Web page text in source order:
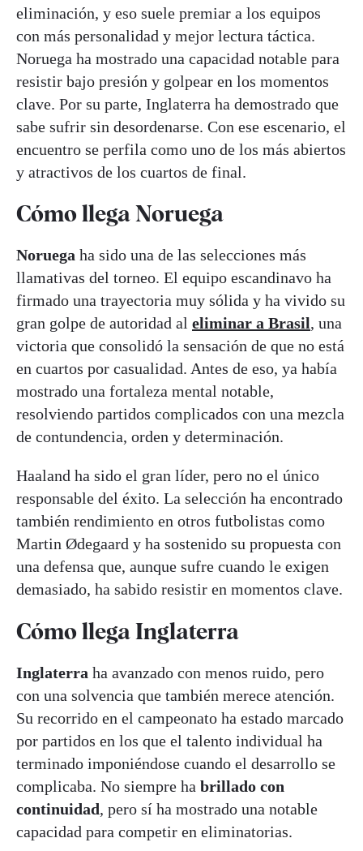
eliminación, y eso suele premiar a los equipos
con más personalidad y mejor lectura táctica.
Noruega ha mostrado una capacidad notable para
resistir bajo presión y golpear en los momentos
clave. Por su parte, Inglaterra ha demostrado que
sabe sufrir sin desordenarse. Con ese escenario, el
encuentro se perfila como uno de los más abiertos
y atractivos de los cuartos de final.
Cómo llega Noruega
Noruega ha sido una de las selecciones más
llamativas del torneo. El equipo escandinavo ha
firmado una trayectoria muy sólida y ha vivido su
gran golpe de autoridad al eliminar a Brasil, una
victoria que consolidó la sensación de que no está
en cuartos por casualidad. Antes de eso, ya había
mostrado una fortaleza mental notable,
resolviendo partidos complicados con una mezcla
de contundencia, orden y determinación.
Haaland ha sido el gran líder, pero no el único
responsable del éxito. La selección ha encontrado
también rendimiento en otros futbolistas como
Martin Ødegaard y ha sostenido su propuesta con
una defensa que, aunque sufre cuando le exigen
demasiado, ha sabido resistir en momentos clave.
Cómo llega Inglaterra
Inglaterra ha avanzado con menos ruido, pero
con una solvencia que también merece atención.
Su recorrido en el campeonato ha estado marcado
por partidos en los que el talento individual ha
terminado imponiéndose cuando el desarrollo se
complicaba. No siempre ha brillado con
continuidad, pero sí ha mostrado una notable
capacidad para competir en eliminatorias.